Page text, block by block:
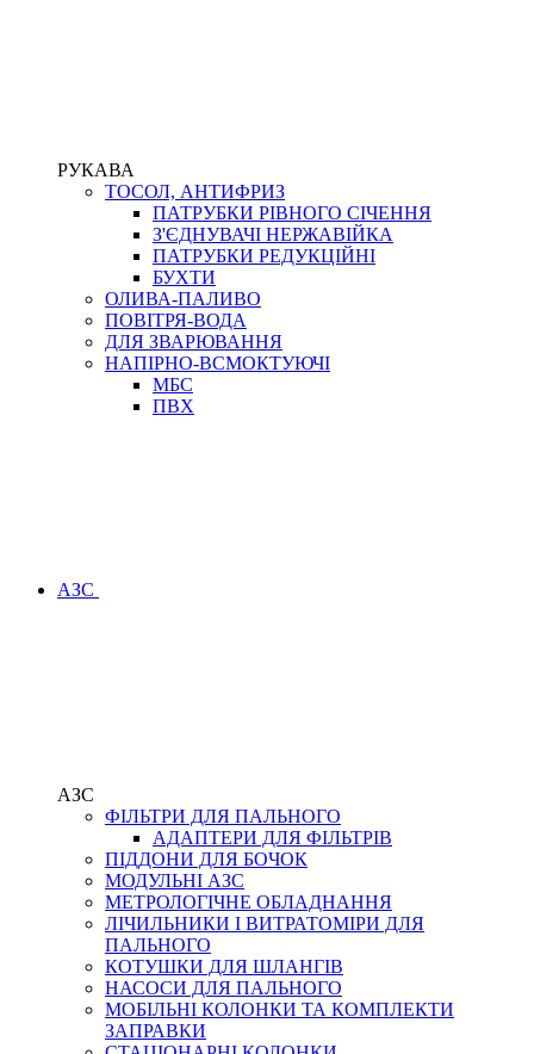
РУКАВА
ТОСОЛ, АНТИФРИЗ
ПАТРУБКИ РІВНОГО СІЧЕННЯ
З'ЄДНУВАЧІ НЕРЖАВІЙКА
ПАТРУБКИ РЕДУКЦІЙНІ
БУХТИ
ОЛИВА-ПАЛИВО
ПОВІТРЯ-ВОДА
ДЛЯ ЗВАРЮВАННЯ
НАПІРНО-ВСМОКТУЮЧІ
МБС
ПВХ
АЗС
АЗС
ФІЛЬТРИ ДЛЯ ПАЛЬНОГО
АДАПТЕРИ ДЛЯ ФІЛЬТРІВ
ПІДДОНИ ДЛЯ БОЧОК
МОДУЛЬНІ АЗС
МЕТРОЛОГІЧНЕ ОБЛАДНАННЯ
ЛІЧИЛЬНИКИ І ВИТРАТОМІРИ ДЛЯ
ПАЛЬНОГО
КОТУШКИ ДЛЯ ШЛАНГІВ
НАСОСИ ДЛЯ ПАЛЬНОГО
МОБІЛЬНІ КОЛОНКИ ТА КОМПЛЕКТИ
ЗАПРАВКИ